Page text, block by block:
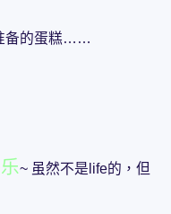
备的蛋糕……
~ 虽然不是life的，但